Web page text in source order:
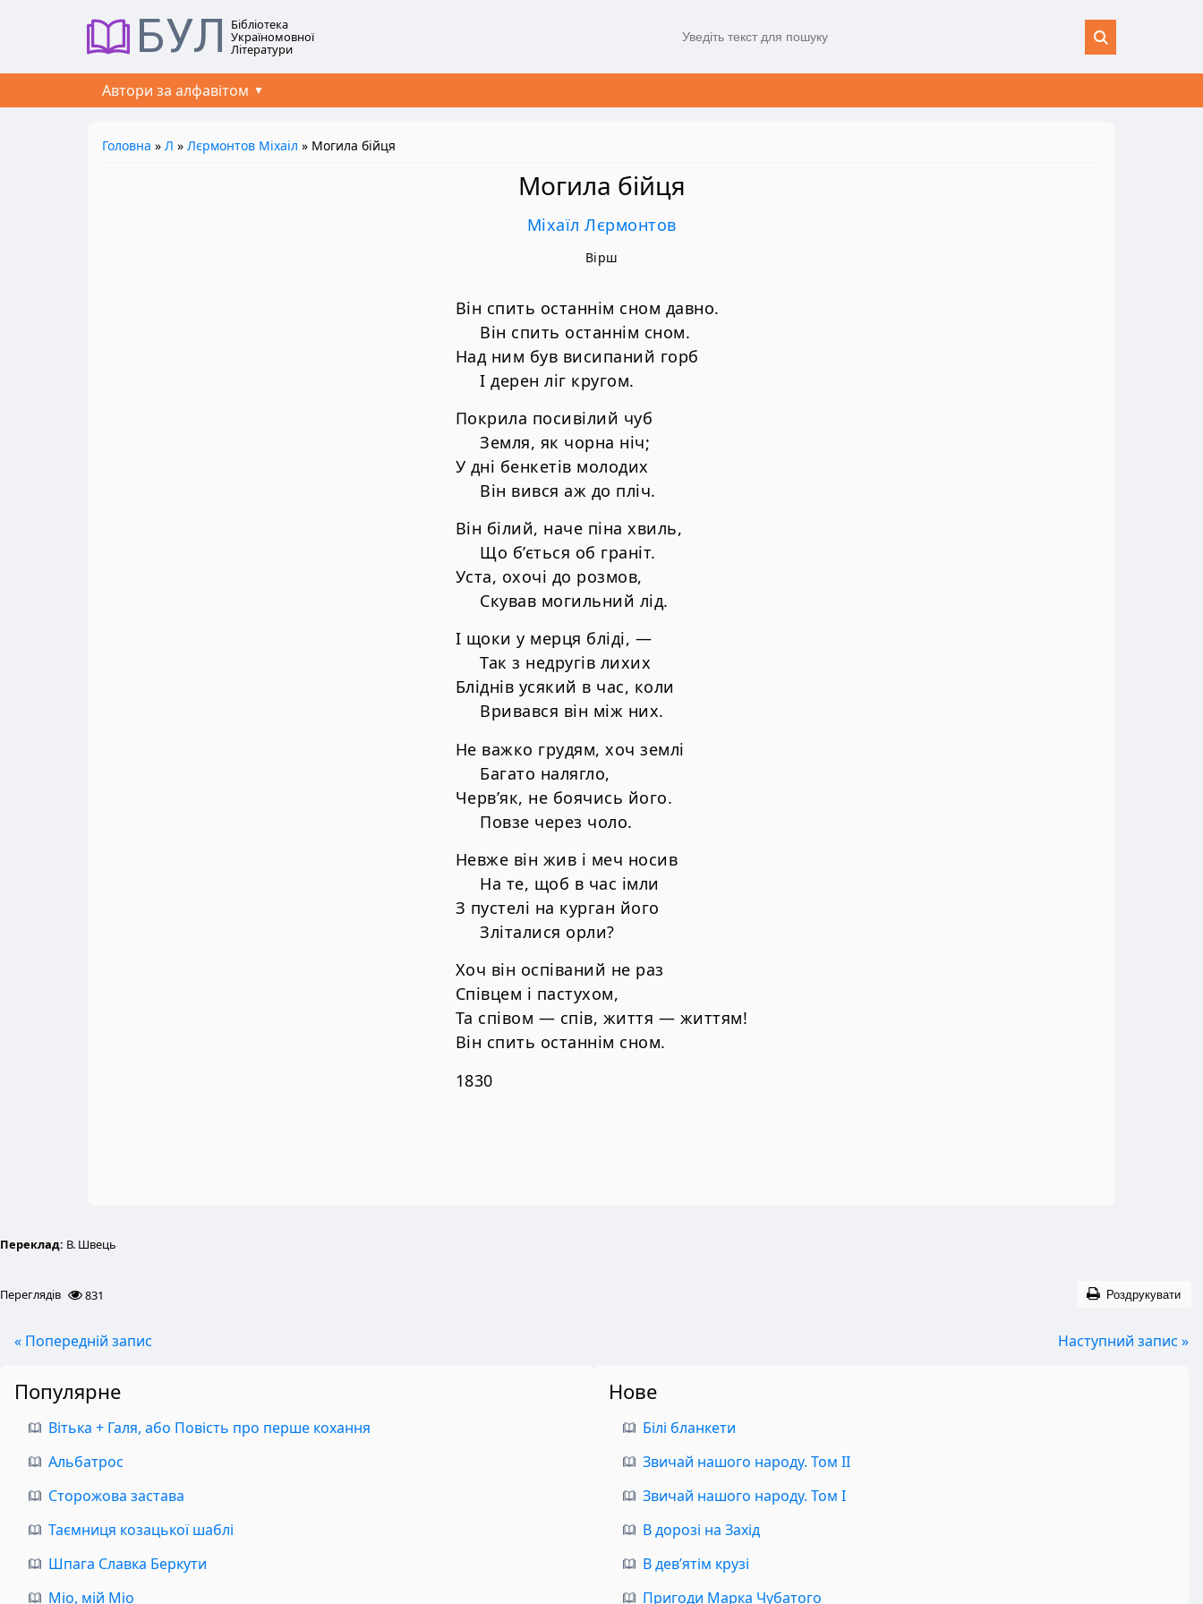
БУЛ Бібліотека
Україномовної
Літератури
Автори за алфавітом
Головна » Л » Лєрмонтов Міхаіл » Могила бійця
Могила бійця
Міхаїл Лєрмонтов
Вірш
Він спить останнім сном давно.
Він спить останнім сном.
Над ним був висипаний горб
І дерен ліг кругом.
Покрила посивілий чуб
Земля, як чорна ніч;
У дні бенкетів молодих
Він вився аж до пліч.
Він білий, наче піна хвиль,
Що б’ється об граніт.
Уста, охочі до розмов,
Скував могильний лід.
І щоки у мерця бліді, —
Так з недругів лихих
Бліднів усякий в час, коли
Вривався він між них.
Не важко грудям, хоч землі
Багато налягло,
Черв’як, не боячись його.
Повзе через чоло.
Невже він жив і меч носив
На те, щоб в час імли
З пустелі на курган його
Зліталися орли?
Хоч він оспіваний не раз
Співцем і пастухом,
Та співом — спів, життя — життям!
Він спить останнім сном.
1830
Переклад: В. Швець
Переглядів 831 Роздрукувати
« Попередній запис Наступний запис »
Популярне
Вітька + Галя, або Повість про перше кохання
Альбатрос
Сторожова застава
Таємниця козацької шаблі
Шпага Славка Беркути
Міо, мій Міо
Нове
Білі бланкети
Звичай нашого народу. Том II
Звичай нашого народу. Том I
В дорозі на Захід
В дев’ятім крузі
Пригоди Марка Чубатого